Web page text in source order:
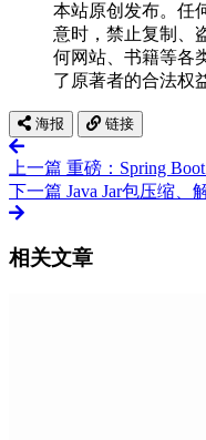
本站原创发布。任
意时，禁止复制、
何网站、书籍等各
了原著者的合法权
海报 链接
上一篇 重磅：Spring
下一篇 Java Jar包压缩、
相关文章